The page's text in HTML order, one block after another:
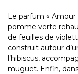
Le parfum «
pomme verte
de feuilles de
construit autour
l’hibiscus,
muguet. Enfin,